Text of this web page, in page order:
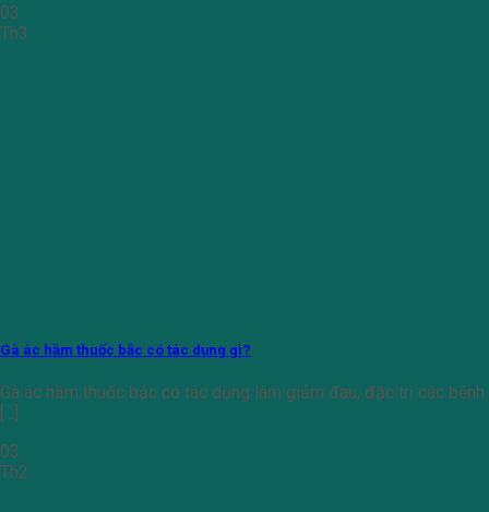
03
Th3
Gà ác hầm thuốc bắc có tác dụng gì?
Gà ác hầm thuốc bắc có tác dụng làm giảm đau, đặc trị các bệnh
[...]
03
Th2